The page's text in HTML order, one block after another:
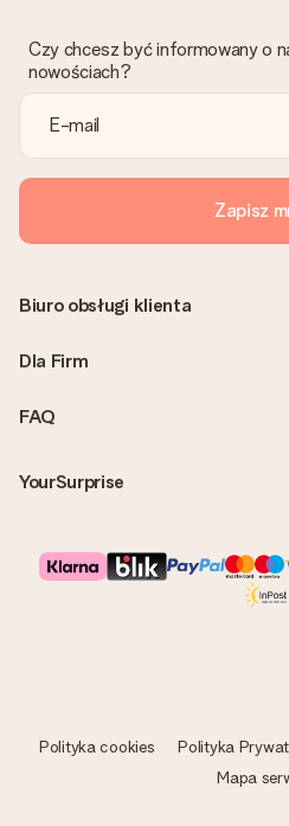
Czy chcesz być informowany o
nowościach?
Zapisz
FAQ
YourSurprise
Biuro obsługi klienta
Dla Firm
Polityka cookies Polityka
Mapa